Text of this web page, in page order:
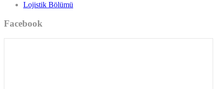
Lojistik Bölümü
Facebook